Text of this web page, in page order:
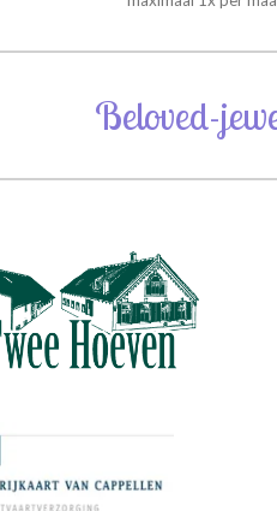
Beloved-